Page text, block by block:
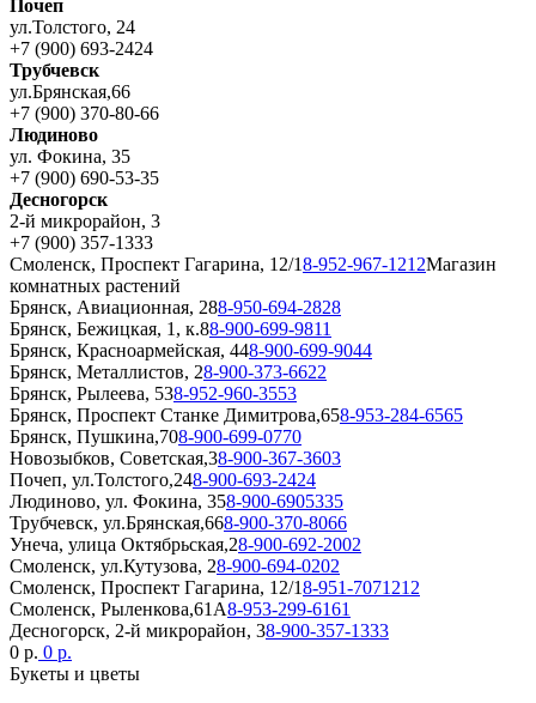
Почеп
ул.Толстого, 24
+7 (900) 693-2424
Трубчевск
ул.Брянская,66
+7 (900) 370-80-66
Людиново
ул. Фокина, 35
+7 (900) 690-53-35
Десногорск
2-й микрорайон, 3
+7 (900) 357-1333
Смоленск, Проспект Гагарина, 12/18-952-967-1212Магазин
комнатных растений
Брянск, Авиационная, 288-950-694-2828
Брянск, Бежицкая, 1, к.88-900-699-9811
Брянск, Красноармейская, 448-900-699-9044
Брянск, Металлистов, 28-900-373-6622
Брянск, Рылеева, 538-952-960-3553
Брянск, Проспект Станке Димитрова,658-953-284-6565
Брянск, Пушкина,708-900-699-0770
Новозыбков, Советская,38-900-367-3603
Почеп, ул.Толстого,248-900-693-2424
Людиново, ул. Фокина, 358-900-6905335
Трубчевск, ул.Брянская,668-900-370-8066
Унеча, улица Октябрьская,28-900-692-2002
Смоленск, ул.Кутузова, 28-900-694-0202
Смоленск, Проспект Гагарина, 12/18-951-7071212
Смоленск, Рыленкова,61А8-953-299-6161
Десногорск, 2-й микрорайон, 38-900-357-1333
0 р. 0 р.
Букеты и цветы